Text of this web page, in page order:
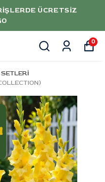
ÜZERİ
0